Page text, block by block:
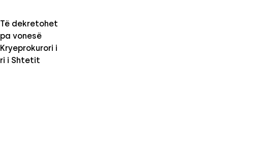
Të dekretohet
pa vonesë
Kryeprokurori i
ri i Shtetit